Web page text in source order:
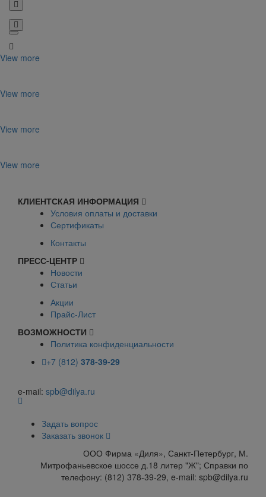
View more
View more
View more
View more
КЛИЕНТСКАЯ ИНФОРМАЦИЯ
Условия оплаты и доставки
Сертификаты
Контакты
ПРЕСС-ЦЕНТР
Новости
Статьи
Акции
Прайс-Лист
ВОЗМОЖНОСТИ
Политика конфиденциальности
+7 (812) 378-39-29
e-mail: spb@dilya.ru
Задать вопрос
Заказать звонок
ООО Фирма «Диля», Санкт-Петербург, М.
Митрофаньевское шоссе д.18 литер "Ж"; Справки по
телефону: (812) 378-39-29, e-mail: spb@dilya.ru